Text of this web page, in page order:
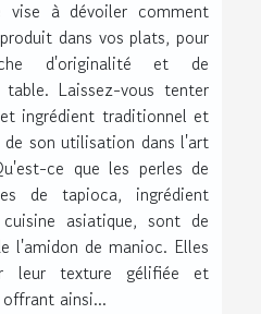
vise à dévoiler comment
dans vos plats, pour
d'originalité et de
Laissez-vous tenter
ingrédient traditionnel et
de son utilisation dans l'art
ce que les perles de
de tapioca, ingrédient
asiatique, sont de
l'amidon de manioc. Elles
leur texture gélifiée et
ainsi...